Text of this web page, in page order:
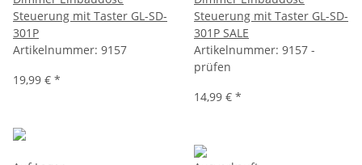
Steuerung mit Taster GL-SD-
301P
Artikelnummer: 9157
19,99 € *
Steuerung mit Taster GL-SD-
301P SALE
Artikelnummer: 9157 -
prüfen
14,99 € *